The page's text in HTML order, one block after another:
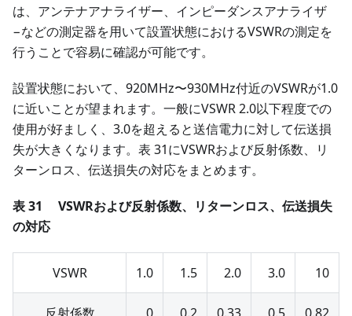
は、アンテナアナライザー、インピーダンスアナライザ
−などの測定器を用いて設置状態におけるVSWRの測定を
行うことで容易に確認が可能です。
設置状態において、920MHz〜930MHz付近のVSWRが1.0
に近いことが望まれます。一般にVSWR 2.0以下程度での
使用が好ましく、3.0を超えると送信電力に対して伝送損
失が大きくなります。表 31にVSWRおよび反射係数、リ
ターンロス、伝送損失の対応をまとめます。
表 31 VSWRおよび反射係数、リターンロス、伝送損失
の対応
VSWR 1.0 1.5 2.0 3.0 10